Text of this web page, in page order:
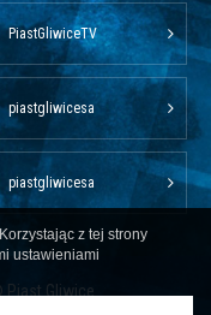
PiastGliwiceTV
piastgliwicesa
piastgliwicesa
Piast Gliwice
Korzystając z tej strony
ustawieniami